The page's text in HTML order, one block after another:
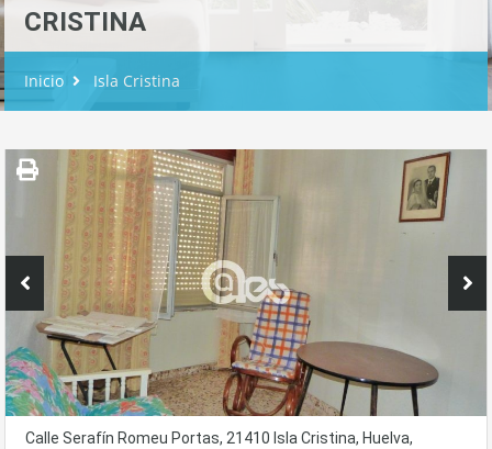
CRISTINA
Inicio Isla Cristina
Calle Serafín Romeu Portas, 21410 Isla Cristina, Huelva,